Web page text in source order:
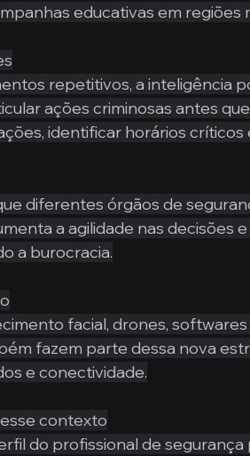
educativas em regiões
repetitivos, a inteligência
ações criminosas antes
identificar horários críticos
diferentes órgãos de
a agilidade nas decisões
a burocracia.
facial, drones,
fazem parte dessa nova
e conectividade.
contexto
do profissional de